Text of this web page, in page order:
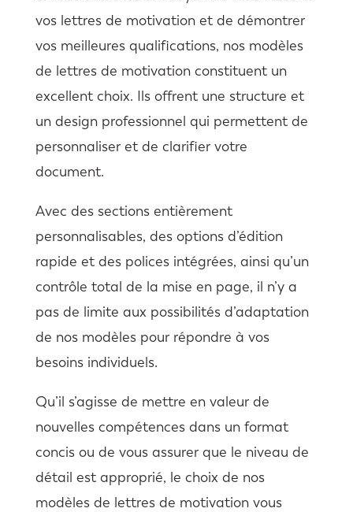
vos lettres de motivation et de démontrer
vos meilleures qualifications, nos modèles
de lettres de motivation constituent un
excellent choix. Ils offrent une structure et
un design professionnel qui permettent de
personnaliser et de clarifier votre
document.
Avec des sections entièrement
personnalisables, des options d’édition
rapide et des polices intégrées, ainsi qu’un
contrôle total de la mise en page, il n’y a
pas de limite aux possibilités d’adaptation
de nos modèles pour répondre à vos
besoins individuels.
Qu’il s’agisse de mettre en valeur de
nouvelles compétences dans un format
concis ou de vous assurer que le niveau de
détail est approprié, le choix de nos
modèles de lettres de motivation vous